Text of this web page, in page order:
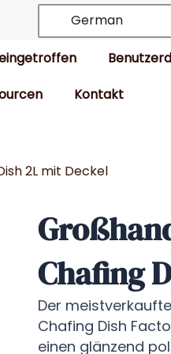
German
Kontakt
2L mit Deckel
Chafing
Der
Chafing Dish
einen glänzend